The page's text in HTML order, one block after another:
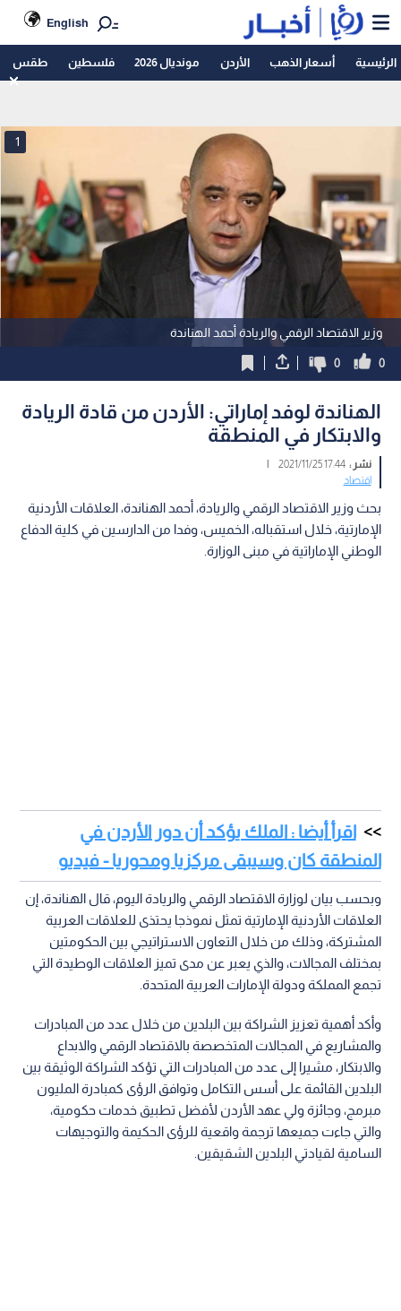
English
الرئيسية أسعار الذهب الأردن مونديال 2026 فلسطين طقس
وزير الاقتصاد الرقمي والريادة أحمد الهناندة
1
0
0
الهناندة لوفد إماراتي: الأردن من قادة الريادة
والابتكار في المنطقة
نشر :17:44 2021/11/25
|
اقتصاد
بحث وزير الاقتصاد الرقمي والريادة، أحمد الهناندة، العلاقات الأردنية
الإمارتية، خلال استقباله، الخميس، وفدا من الدارسين في كلية الدفاع
الوطني الإماراتية في مبنى الوزارة.
اقرأ أيضا : الملك يؤكد أن دور الأردن في
المنطقة كان وسيبقى مركزيا ومحوريا - فيديو
وبحسب بيان لوزارة الاقتصاد الرقمي والريادة اليوم، قال الهناندة، إن
العلاقات الأردنية الإمارتية تمثل نموذجا يحتذى للعلاقات العربية
المشتركة، وذلك من خلال التعاون الاستراتيجي بين الحكومتين
بمختلف المجالات، والذي يعبر عن مدى تميز العلاقات الوطيدة التي
تجمع المملكة ودولة الإمارات العربية المتحدة.
وأكد أهمية تعزيز الشراكة بين البلدين من خلال عدد من المبادرات
والمشاريع في المجالات المتخصصة بالاقتصاد الرقمي والابداع
والابتكار، مشيرا إلى عدد من المبادرات التي تؤكد الشراكة الوثيقة بين
البلدين القائمة على أسس التكامل وتوافق الرؤى كمبادرة المليون
مبرمج، وجائزة ولي عهد الأردن لأفضل تطبيق خدمات حكومية،
والتي جاءت جميعها ترجمة واقعية للرؤى الحكيمة والتوجيهات
السامية لقيادتي البلدين الشقيقين.